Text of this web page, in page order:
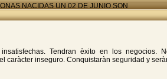
NACIDAS UN 02 DE JUNIO SON
insatisfechas. Tendran èxito en los negocios.
caràcter inseguro. Conquistaràn seguridad y